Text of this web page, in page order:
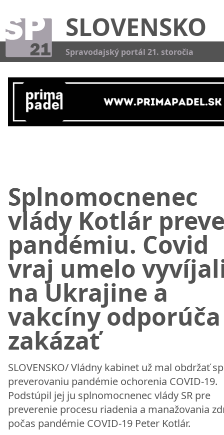
SLOVENSKO
Spravodajský portál 21. storočia
Splnomocnenec
vlády Kotlár
pandémiu. Covid
vraj umelo
na Ukrajine a
vakcíny odporúča
zakázať
SLOVENSKO/ Vládny kabinet už mal obdržať
preverovaniu pandémie ochorenia COVID-19.
Podstúpil jej ju splnomocnenec vlády SR pre
preverenie procesu riadenia a manažovania
počas pandémie COVID-19 Peter Kotlár.